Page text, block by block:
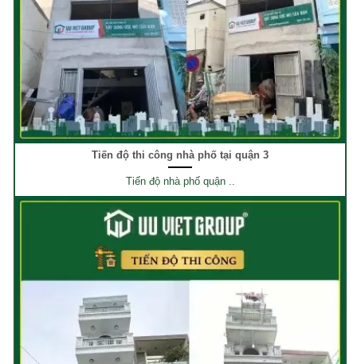
Tiến độ thi công nhà phố tại quận 3
Tiến độ nhà phố quận ..